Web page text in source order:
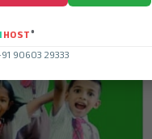
HOST®
90603 29333